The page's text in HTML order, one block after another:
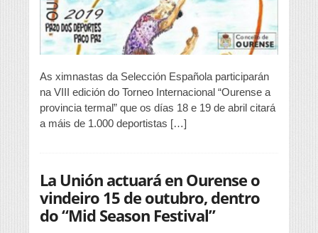
As ximnastas da Selección Española participarán
na VIII edición do Torneo Internacional “Ourense a
provincia termal” que os días 18 e 19 de abril citará
a máis de 1.000 deportistas […]
La Unión actuará en Ourense o
vindeiro 15 de outubro, dentro
do “Mid Season Festival”